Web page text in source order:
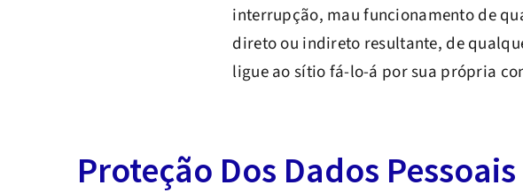
interrupção, mau funcionamento de
direto ou indireto resultante, de
ligue ao sítio fá-lo-á por sua própria
Proteção Dos Dados Pessoais